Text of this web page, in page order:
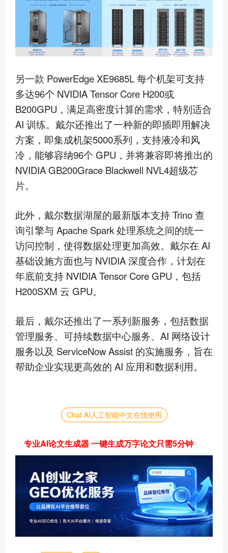
另一款 PowerEdge XE9685L 每个机架可支持
多达96个 NVIDIA Tensor Core H200或
B200GPU，满足高密度计算的需求，特别适合
AI 训练。戴尔还推出了一种新的即插即用解决
方案，即集成机架5000系列，支持液冷和风
冷，能够容纳96个 GPU，并将兼容即将推出的
NVIDIA GB200Grace Blackwell NVL4超级芯
片。
此外，戴尔数据湖屋的最新版本支持 Trino 查
询引擎与 Apache Spark 处理系统之间的统一
访问控制，使得数据处理更加高效。戴尔在 AI
基础设施方面也与 NVIDIA 深度合作，计划在
年底前支持 NVIDIA Tensor Core GPU，包括
H200SXM 云 GPU。
最后，戴尔还推出了一系列新服务，包括数据
管理服务、可持续数据中心服务、AI 网络设计
服务以及 ServiceNow Assist 的实施服务，旨在
帮助企业实现更高效的 AI 应用和数据利用。
Chat AI人工智能中文在线使用
专业AI论文生成器 一键生成万字论文只需5分钟